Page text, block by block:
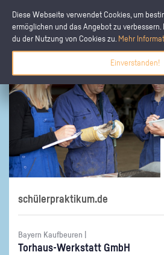
Diese Webseite verwendet Cookies, um
ermöglichen und das Angebot zu
du der Nutzung von Cookies zu. Mehr
Einverstanden!
schülerpraktikum.de
Bayern Kaufbeuren |
Tor­haus-Werk­statt GmbH